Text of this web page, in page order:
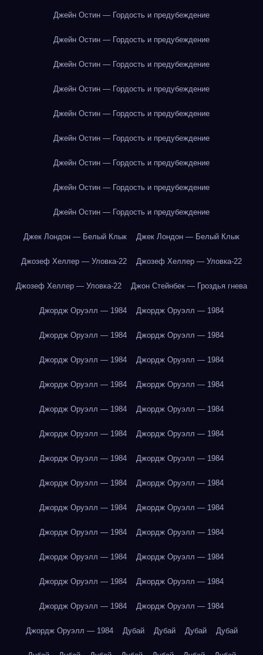
Джейн Остин — Гордость и предубеждение
Джейн Остин — Гордость и предубеждение
Джейн Остин — Гордость и предубеждение
Джейн Остин — Гордость и предубеждение
Джейн Остин — Гордость и предубеждение
Джейн Остин — Гордость и предубеждение
Джейн Остин — Гордость и предубеждение
Джейн Остин — Гордость и предубеждение
Джейн Остин — Гордость и предубеждение
Джек Лондон — Белый Клык Джек Лондон — Белый Клык
Джозеф Хеллер — Уловка-22 Джозеф Хеллер — Уловка-22
Джозеф Хеллер — Уловка-22 Джон Стейнбек — Гроздья гнева
Джордж Оруэлл — 1984 Джордж Оруэлл — 1984
Джордж Оруэлл — 1984 Джордж Оруэлл — 1984
Джордж Оруэлл — 1984 Джордж Оруэлл — 1984
Джордж Оруэлл — 1984 Джордж Оруэлл — 1984
Джордж Оруэлл — 1984 Джордж Оруэлл — 1984
Джордж Оруэлл — 1984 Джордж Оруэлл — 1984
Джордж Оруэлл — 1984 Джордж Оруэлл — 1984
Джордж Оруэлл — 1984 Джордж Оруэлл — 1984
Джордж Оруэлл — 1984 Джордж Оруэлл — 1984
Джордж Оруэлл — 1984 Джордж Оруэлл — 1984
Джордж Оруэлл — 1984 Джордж Оруэлл — 1984
Джордж Оруэлл — 1984 Джордж Оруэлл — 1984
Джордж Оруэлл — 1984 Джордж Оруэлл — 1984
Джордж Оруэлл — 1984 Дубай Дубай Дубай Дубай